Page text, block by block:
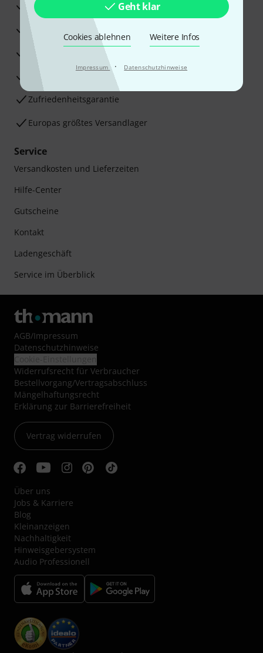
Geht klar
Cookies ablehnen Weitere Infos
Impressum · Datenschutzhinweise
3 Jahre Thomann Garantie
30 Tage Money-Back-Garantie
Beratung durch Fachexperten
Zufriedenheitsgarantie
Europas größtes Versandlager
Service
Versandkosten und Lieferzeiten
Hilfe-Center
Gutscheine
Kontakt
Ladengeschäft
Service im Überblick
AGB/Impressum
Datenschutzhinweise
Widerrufsrecht für Verbraucher
Bestellvorgang/Vertragsabschluss
Mängelhaftungsrecht
Erklärung zur Barrierefreiheit
Vertrag widerrufen
Über uns
Jobs & Karriere
Blog
Kleinanzeigen
Nachhaltigkeit
Hinweisgebersystem
Audio Professionell